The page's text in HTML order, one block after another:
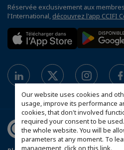
Our website uses cookies and
usage, improve its performance
cookies, that don't involved
required your consent to be
the whole website. You will be
parameters at any moment. To
management, click on this link.
Réservée exclusivement aux
l'International, découvrez l'app CCIFI